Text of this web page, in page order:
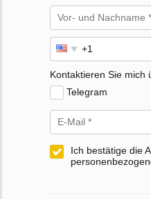
Kontaktieren Sie mich
Telegram
Ich bestätige die